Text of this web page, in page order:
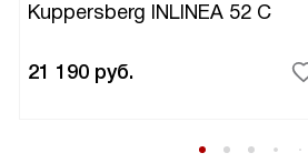
Kuppersberg INLINEA 52 С
21 190 руб.